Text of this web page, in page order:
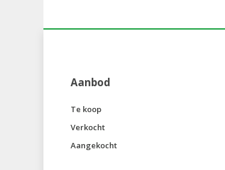
Aanbod
Te koop
Verkocht
Aangekocht